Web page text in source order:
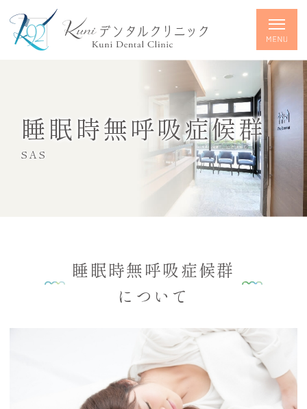
睡眠時無呼吸症候群
SAS
睡眠時無呼吸症候群
について